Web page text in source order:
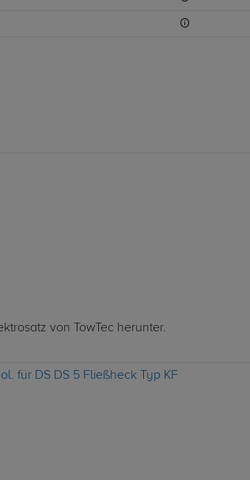
von TowTec herunter.
für DS DS 5 Fließheck Typ KF